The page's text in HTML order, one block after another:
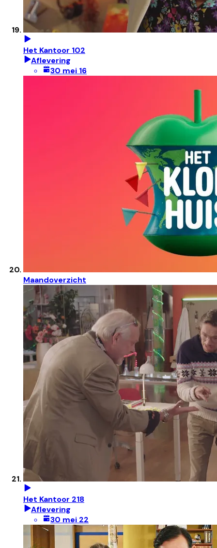
Het Kantoor 102
Aflevering
30 mei 16
Maandoverzicht
Het Kantoor 218
Aflevering
30 mei 22